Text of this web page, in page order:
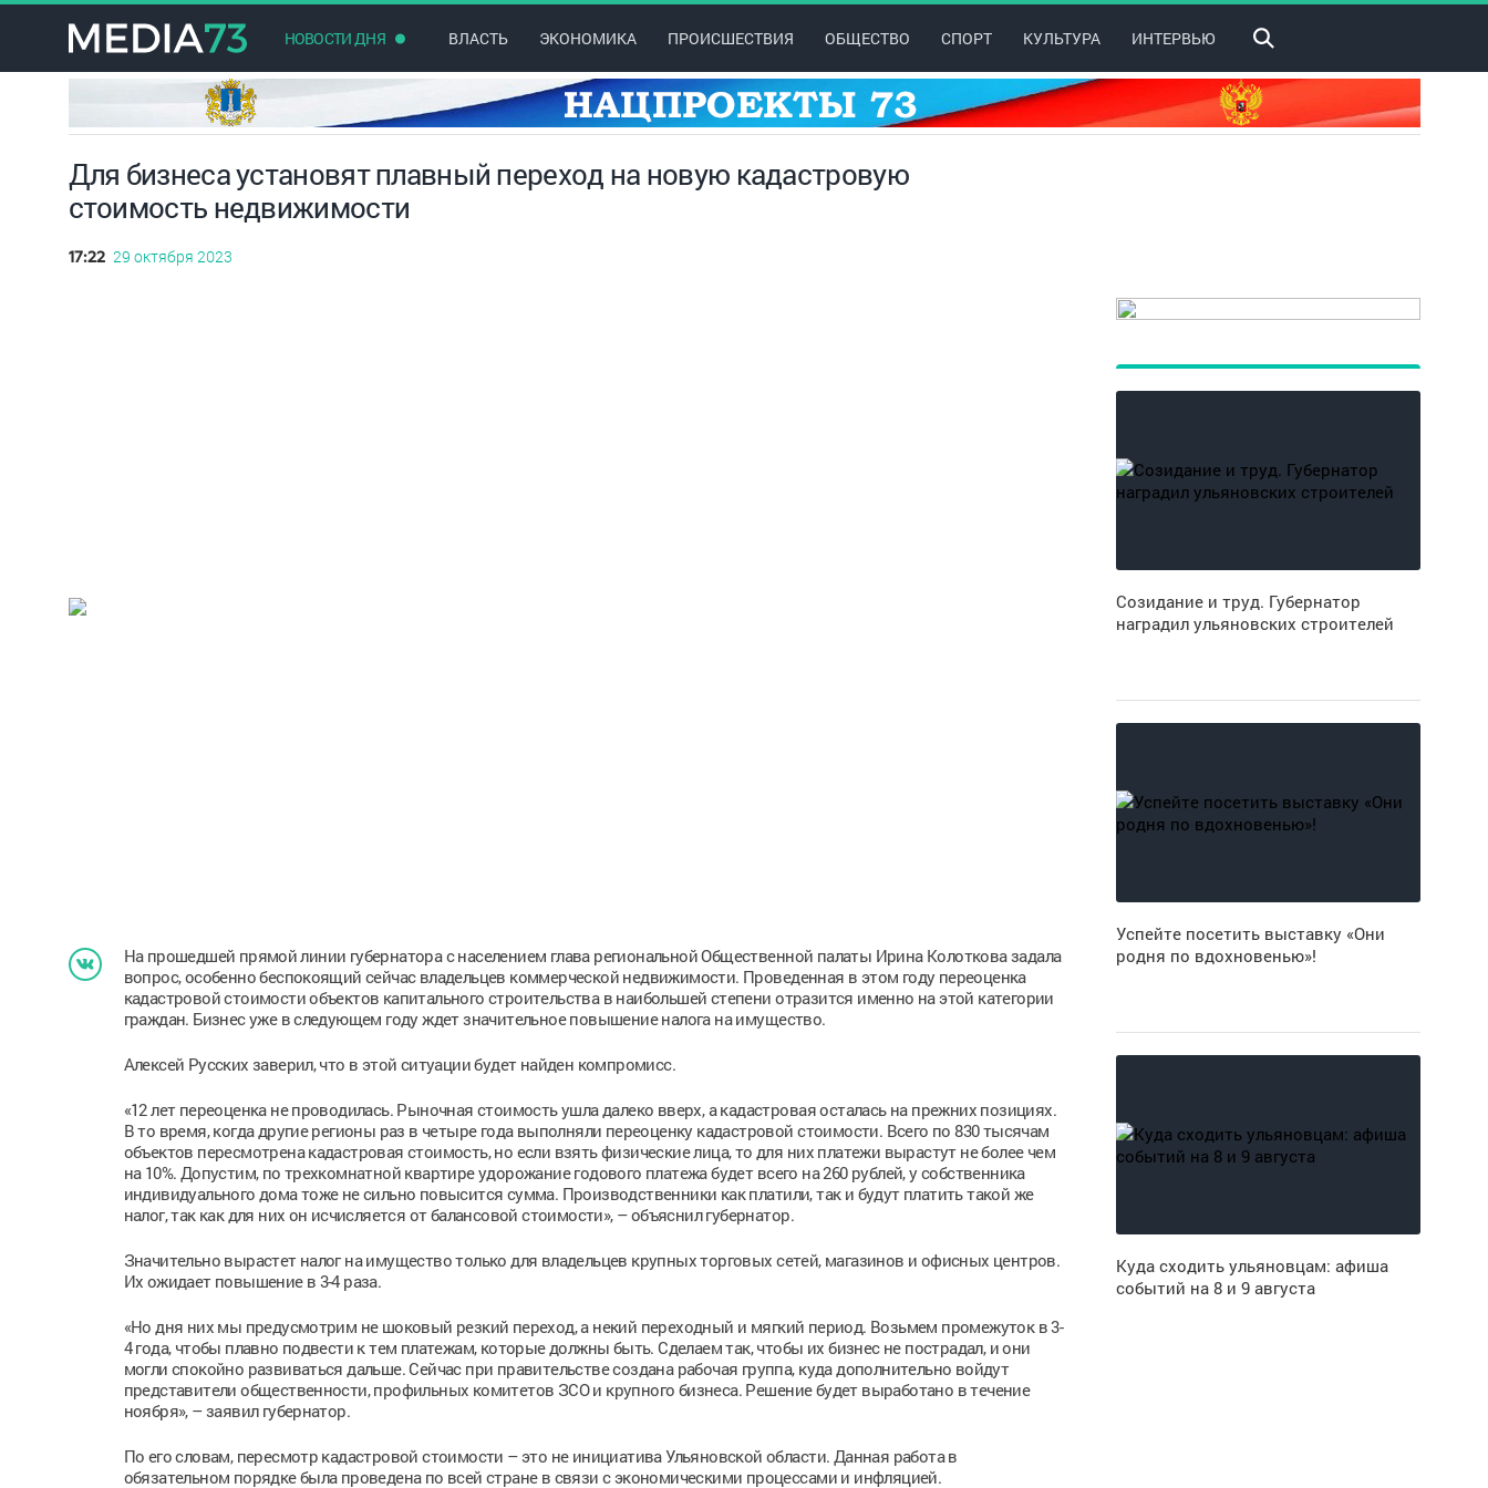
НОВОСТИ ДНЯ ВЛАСТЬ ЭКОНОМИКА ПРОИСШЕСТВИЯ ОБЩЕСТВО СПОРТ КУЛЬТУРА ИНТЕРВЬЮ
Для бизнеса установят плавный переход на новую кадастровую
стоимость недвижимости
17:22 29 октября 2023
На прошедшей прямой линии губернатора с населением глава региональной Общественной палаты Ирина Колоткова задала
вопрос, особенно беспокоящий сейчас владельцев коммерческой недвижимости. Проведенная в этом году переоценка
кадастровой стоимости объектов капитального строительства в наибольшей степени отразится именно на этой категории
граждан. Бизнес уже в следующем году ждет значительное повышение налога на имущество.
Алексей Русских заверил, что в этой ситуации будет найден компромисс.
«12 лет переоценка не проводилась. Рыночная стоимость ушла далеко вверх, а кадастровая осталась на прежних позициях.
В то время, когда другие регионы раз в четыре года выполняли переоценку кадастровой стоимости. Всего по 830 тысячам
объектов пересмотрена кадастровая стоимость, но если взять физические лица, то для них платежи вырастут не более чем
на 10%. Допустим, по трехкомнатной квартире удорожание годового платежа будет всего на 260 рублей, у собственника
индивидуального дома тоже не сильно повысится сумма. Производственники как платили, так и будут платить такой же
налог, так как для них он исчисляется от балансовой стоимости», – объяснил губернатор.
Значительно вырастет налог на имущество только для владельцев крупных торговых сетей, магазинов и офисных центров.
Их ожидает повышение в 3-4 раза.
«Но дня них мы предусмотрим не шоковый резкий переход, а некий переходный и мягкий период. Возьмем промежуток в 3-
4 года, чтобы плавно подвести к тем платежам, которые должны быть. Сделаем так, чтобы их бизнес не пострадал, и они
могли спокойно развиваться дальше. Сейчас при правительстве создана рабочая группа, куда дополнительно войдут
представители общественности, профильных комитетов ЗСО и крупного бизнеса. Решение будет выработано в течение
ноября», – заявил губернатор.
По его словам, пересмотр кадастровой стоимости – это не инициатива Ульяновской области. Данная работа в
обязательном порядке была проведена по всей стране в связи с экономическими процессами и инфляцией.
Созидание и труд. Губернатор
наградил ульяновских строителей
Успейте посетить выставку «Они
родня по вдохновенью»!
Куда сходить ульяновцам: афиша
событий на 8 и 9 августа